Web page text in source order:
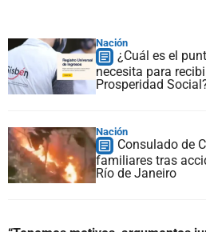
Nación
¿Cuál es el
necesita para
Prosperidad
Nación
Consulado de
familiares tras
Río de Janeiro